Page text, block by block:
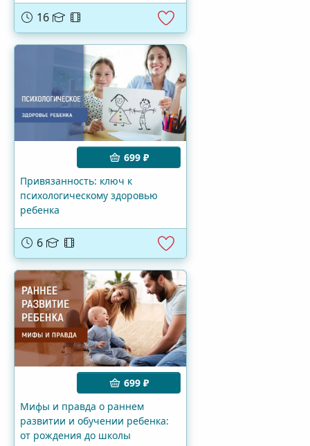
16
699 ₽
Привязанность: ключ к
психологическому здоровью
ребенка
6
699 ₽
Мифы и правда о раннем
развитии и обучении ребенка:
от рождения до школы